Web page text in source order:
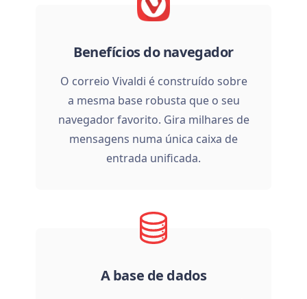
Benefícios do navegador
O correio Vivaldi é construído sobre
a mesma base robusta que o seu
navegador favorito. Gira milhares de
mensagens numa única caixa de
entrada unificada.
A base de dados